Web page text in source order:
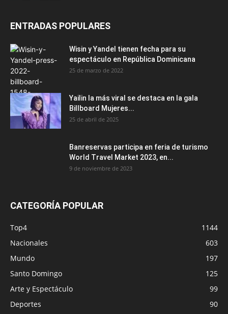
ENTRADAS POPULARES
Wisin y Yandel tienen fecha para su
espectáculo en República Dominicana
25 de marzo de 2022
Yailin la más viral se destaca en la gala
Billboard Mujeres...
25 de abril de 2025
Banreservas participa en feria de turismo
World Travel Market 2023, en...
9 de noviembre de 2023
CATEGORÍA POPULAR
Top4
1144
Nacionales
603
Mundo
197
Santo Domingo
125
Arte y Espectáculo
99
Deportes
90